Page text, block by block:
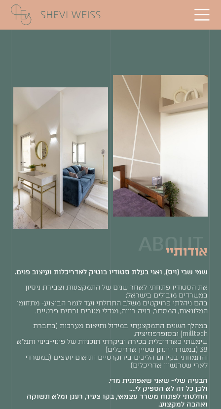
ABOUT
אודותיי
שמי שבי (ויס), ואני בעלת סטודיו בוטיק לאדריכלות ועיצוב פנים.
את הסטודיו פתחתי לאחר שנים של התמקצעות וצבירת ניסיון
במשרדים מובילים בישראל;
בהם ניהלתי פרויקטים משלב התחלתי ועד לגמר הביצוע- מתחומי
המלונאות, המסחר, בניה רוויה, מגדלי מגורים ובתים פרטיים.
במהלך השנים התמקצעתי במידול ותיאום מערכות (בחברת
milltech) ובסופרפוזיציה,
שימשתי כאדריכלית בכירה וביקרתי תוכניות של פינוי-בינוי ותמ"א
38 (במשרדי יונתן שטיין אדריכלים)
והתמחתי בקידום הליכים בירוקרטיים ותיאום יועצים (במשרדי
לארי שטרנשיין אדריכלים)
הבעיה שלי- שאני שאפתנית מדי.
ולכן כל זה לא הספיק לי….
החלטתי לפתוח משרד עצמאי, בקו צעיר, רענן ומלא תשוקה
ואהבה למקצוע.